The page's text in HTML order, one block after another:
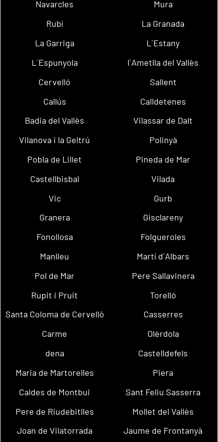
Navarcles
Mura
Rubí
La Granada
La Garriga
L´Estany
L´Espunyola
l´Ametlla del Vallès
Cervelló
Sallent
Callús
Calldetenes
Badia del Vallès
Vilassar de Dalt
Vilanova i la Geltrú
Polinyà
Pobla de Lillet
Pineda de Mar
Castellbisbal
Vilada
Vic
Gurb
Granera
Gisclareny
Fonollosa
Folgueroles
Manlleu
Martí d´Albars
Pol de Mar
Pere Sallavinera
Rupit i Pruit
Torelló
Santa Coloma de Cervelló
Casserres
Carme
Olèrdola
dena
Castelldefels
Maria de Martorelles
Piera
Caldes de Montbui
Sant Feliu Sasserra
Pere de Riudebitlles
Mollet del Vallès
Joan de Vilatorrada
Jaume de Frontanyà